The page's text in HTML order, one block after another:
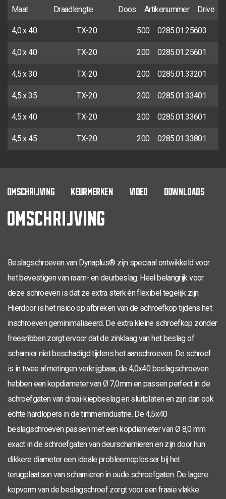
Maat Draadlengte Doos Artikenummer Drive
4,0 x 40 TX-20 500 0285.01.25603
4,0 x 40 TX-20 200 0285.01.25601
4,5 x 30 TX-20 200 0285.01.33201
4,5 x 35 TX-20 200 0285.01.33401
4,5 x 40 TX-20 200 0285.01.33601
4,5 x 45 TX-20 200 0285.01.33801
OMSCHRIJVING KEURMERKEN VIDEO DOWNLOADS
OMSCHRIJVING
Beslagschroeven van Dynaplus® zijn speciaal ontwikkeld voor
het bevestigen van raam- en deurbeslag. Heel belangrijk voor
deze schroeven is dat ze extra sterk én flexibel tegelijk zijn.
Hierdoor is het risico op afbreken van de schroefkop tijdens het
inschroeven geminimaliseerd. De extra kleine schroefkop zonder
freesribben zorgt ervoor dat de zinklaag van het beslag of
scharnier niet beschadigd tijdens het aanschroeven. De schroef
is in twee afmetingen verkrijgbaar; de 4,0x40 beslagschroeven
hebben een kopdiameter van Ø 7,0mm en passen perfect in de
schroefgaten van draai-kiepbeslag en sluitplaten en zijn dan ook
echte hardlopers in de timmerindustrie. De 4,5x40
beslagschroeven passen met een kopdiameter van Ø 8,0 mm
exact in de schroefgaten van deurscharnieren en zijn door hun
dikkere diameter een ideale probleemoplosser bij het
terugplaatsen van scharnieren in oude schroefgaten. De lagere
kopvorm van de beslagschroef zorgt voor een fraaie vlakke